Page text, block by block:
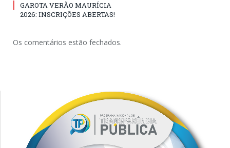
GAROTA VERÃO MAURÍCIA
2026: INSCRIÇÕES ABERTAS!
Os comentários estão fechados.